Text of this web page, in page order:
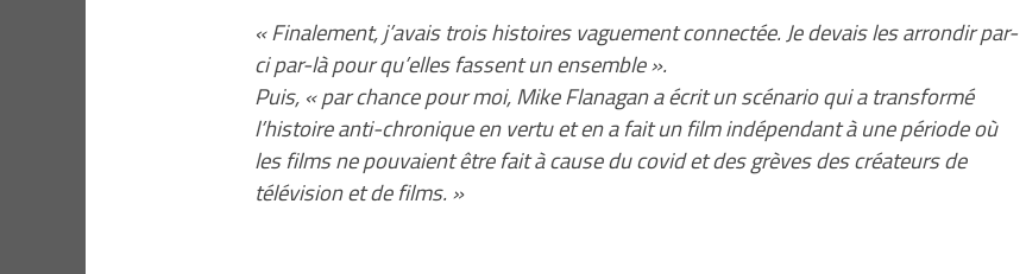
« Finalement, j’avais trois histoires vaguement connectée. Je devais les arrondir par-
ci par-là pour qu’elles fassent un ensemble ».
Puis, « par chance pour moi, Mike Flanagan a écrit un scénario qui a transformé
l’histoire anti-chronique en vertu et en a fait un film indépendant à une période où
les films ne pouvaient être fait à cause du covid et des grèves des créateurs de
télévision et de films. »